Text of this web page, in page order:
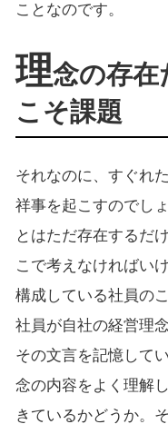
ことなのです。
理念の存在
こそ課題
それなのに、すぐれ
祥事を起こすのでし
とはただ存在するだ
こで考えなければい
構成している社員のこ
社員が自社の経営理
その文言を記憶して
念の内容をよく理解
きているかどうか。